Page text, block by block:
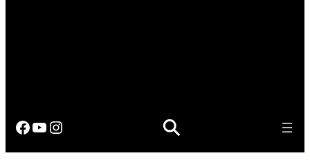
Facebook
YouTube
Instagram